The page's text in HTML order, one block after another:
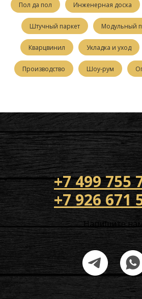
Пол да пол Инженерная доска
Штучный паркет Модульный
Кварцвинил Укладка и уход
Производство Шоу-рум
+7 499 755
+7 926 671
Напишите